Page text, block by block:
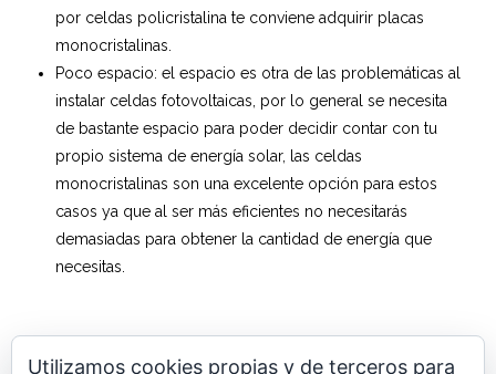
por celdas policristalina te conviene adquirir placas
monocristalinas.
Poco espacio: el espacio es otra de las problemáticas al
instalar celdas fotovoltaicas, por lo general se necesita
de bastante espacio para poder decidir contar con tu
propio sistema de energía solar, las celdas
monocristalinas son una excelente opción para estos
casos ya que al ser más eficientes no necesitarás
demasiadas para obtener la cantidad de energía que
necesitas.
Utilizamos cookies propias y de terceros para